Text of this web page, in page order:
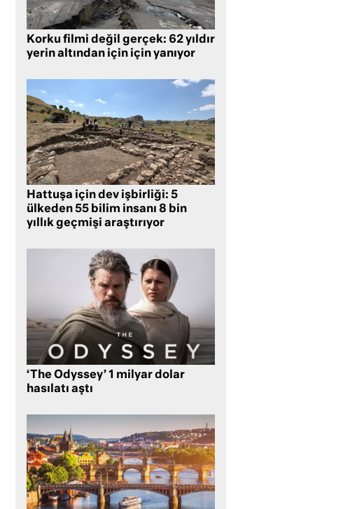
Korku filmi değil gerçek: 62 yıldır
yerin altından için için yanıyor
Hattuşa için dev işbirliği: 5
ülkeden 55 bilim insanı 8 bin
yıllık geçmişi araştırıyor
‘The Odyssey’ 1 milyar dolar
hasılatı aştı